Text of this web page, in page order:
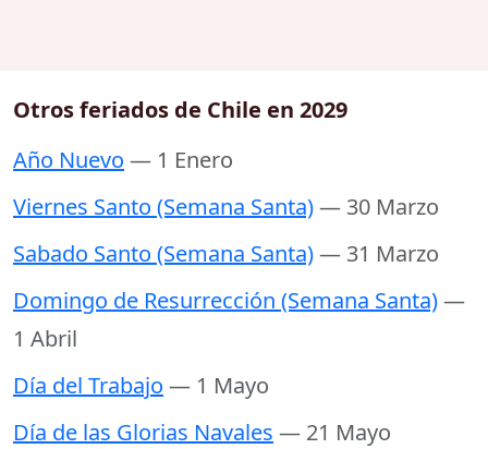
Otros feriados de Chile en 2029
Año Nuevo — 1 Enero
Viernes Santo (Semana Santa)— 30 Marzo
Sabado Santo (Semana Santa)— 31 Marzo
Domingo de Resurrección (Semana Santa)—
1 Abril
Día del Trabajo — 1 Mayo
Día de las Glorias Navales — 21 Mayo